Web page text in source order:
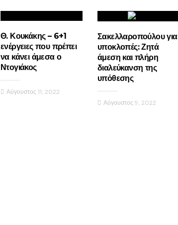
Θ. Κουκάκης – 6+1
ενέργειες που πρέπει
να κάνει άμεσα ο
Ντογιάκος
Αύγουστος 11, 2022
Σακελλαροπούλου για
υποκλοπές: Ζητά
άμεση και πλήρη
διαλεύκανση της
υπόθεσης
Αύγουστος 9, 2022